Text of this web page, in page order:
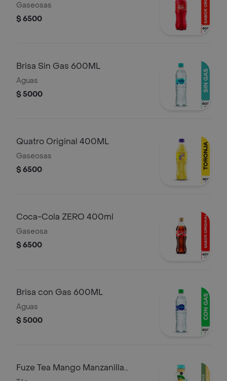
Gaseosas
$ 6500
Brisa Sin Gas 600ML
Aguas
$ 5000
Quatro Original 400ML
Gaseosas
$ 6500
Coca-Cola ZERO 400ml
Gaseosa
$ 6500
Brisa con Gas 600ML
Aguas
$ 5000
Fuze Tea Mango Manzanilla